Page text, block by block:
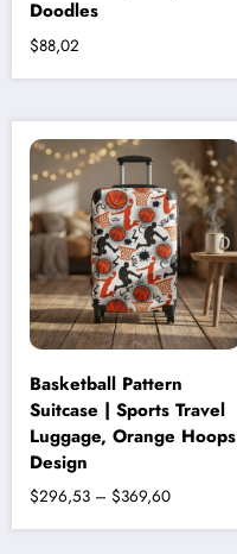
Doodles
$88,02
Bu
birden
fazla
varyasyonu
var.
Seçenekler
ürün
sayfasından
seçilebilir
Basketball Pattern
Suitcase | Sports Travel
Luggage, Orange Hoops
Design
$296,53 – $369,60Fiyat
Bu